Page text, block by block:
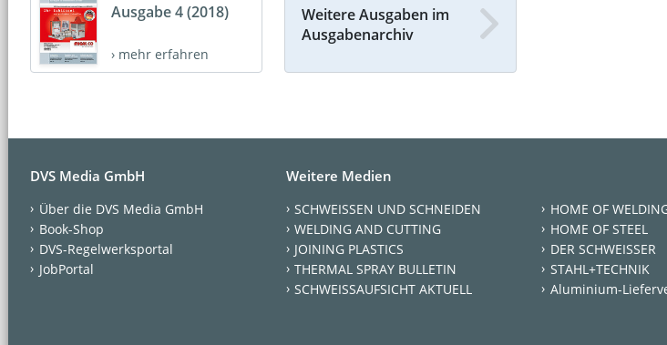
Ausgabe 4 (2018)
› mehr erfahren
Weitere Ausgaben im
Ausgabenarchiv
DVS Media GmbH
Über die DVS Media GmbH
Book-Shop
DVS-Regelwerksportal
JobPortal
Weitere Medien
SCHWEISSEN UND SCHNEIDEN
WELDING AND CUTTING
JOINING PLASTICS
THERMAL SPRAY BULLETIN
SCHWEISSAUFSICHT AKTUELL
HOME OF
HOME OF STEEL
DER SCHWEISSER
STAHL+TECHNIK
Aluminium-